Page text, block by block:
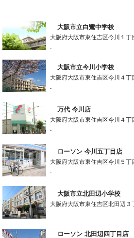
大阪市立白鷺中学校
大阪府大阪市東住吉区今川１丁
-
大阪市立今川小学校
大阪府大阪市東住吉区今川４丁
-
万代 今川店
大阪府大阪市東住吉区今川４丁
-
ローソン 今川五丁目店
大阪府大阪市東住吉区今川５丁
-
大阪市立北田辺小学校
大阪府大阪市東住吉区北田辺３
-
ローソン 北田辺四丁目店